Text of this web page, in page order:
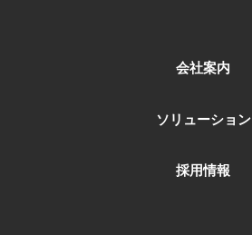
会社案内
ソリューション
採用情報